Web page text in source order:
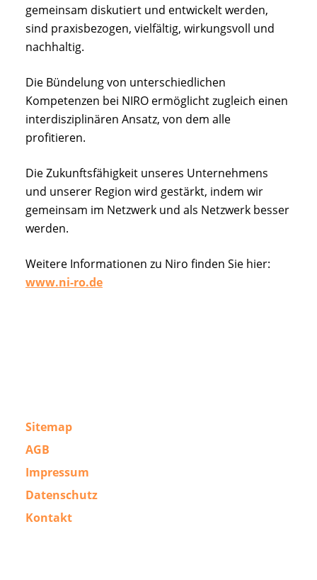
gemeinsam diskutiert und entwickelt werden,
sind praxisbezogen, vielfältig, wirkungsvoll und
nachhaltig.
Die Bündelung von unterschiedlichen
Kompetenzen bei NIRO ermöglicht zugleich einen
interdisziplinären Ansatz, von dem alle
profitieren.
Die Zukunftsfähigkeit unseres Unternehmens
und unserer Region wird gestärkt, indem wir
gemeinsam im Netzwerk und als Netzwerk besser
werden.
Weitere Informationen zu Niro finden Sie hier:
www.ni-ro.de
Sitemap
AGB
Impressum
Datenschutz
Kontakt